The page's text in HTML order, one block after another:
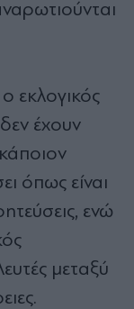
εκλογικός
έχουν
όπως είναι
ενώ
μεταξύ